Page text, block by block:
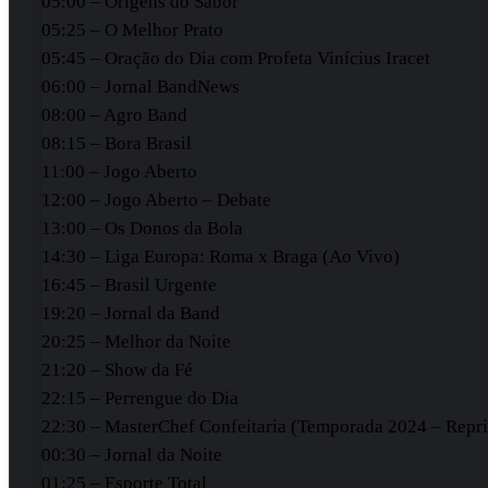
05:25 – O Melhor Prato
05:45 – Oração do Dia com Profeta Vinícius Iracet
06:00 – Jornal BandNews
08:00 – Agro Band
08:15 – Bora Brasil
11:00 – Jogo Aberto
12:00 – Jogo Aberto – Debate
13:00 – Os Donos da Bola
14:30 – Liga Europa: Roma x Braga (Ao Vivo)
16:45 – Brasil Urgente
19:20 – Jornal da Band
20:25 – Melhor da Noite
21:20 – Show da Fé
22:15 – Perrengue do Dia
22:30 – MasterChef Confeitaria (Temporada 2024 –
00:30 – Jornal da Noite
01:25 – Esporte Total